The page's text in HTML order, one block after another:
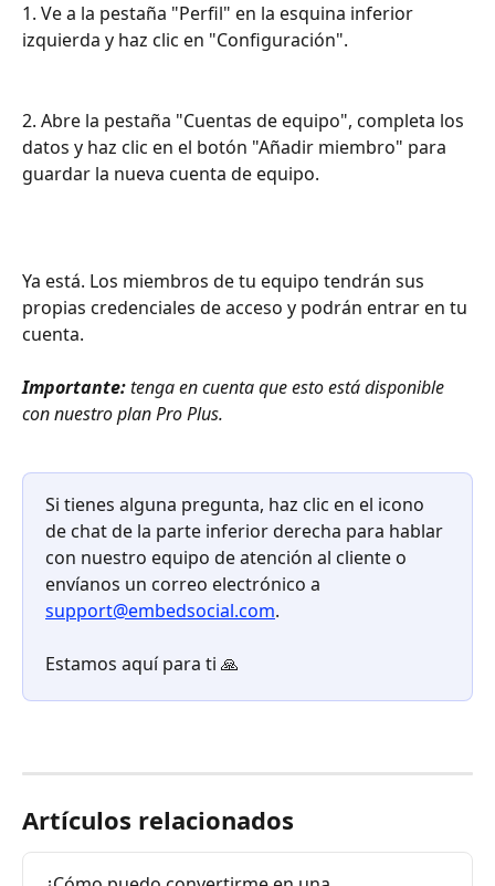
1. Ve a la pestaña "Perfil" en la esquina inferior
izquierda y haz clic en "Configuración".
2. Abre la pestaña "Cuentas de equipo", completa los
datos y haz clic en el botón "Añadir miembro" para
guardar la nueva cuenta de equipo.
Ya está. Los miembros de tu equipo tendrán sus
propias credenciales de acceso y podrán entrar en tu
cuenta.
Importante: tenga en cuenta que esto está disponible
con nuestro plan Pro Plus.
Si tienes alguna pregunta, haz clic en el icono
de chat de la parte inferior derecha para hablar
con nuestro equipo de atención al cliente o
envíanos un correo electrónico a
support@embedsocial.com.
Estamos aquí para ti 🙏
Artículos relacionados